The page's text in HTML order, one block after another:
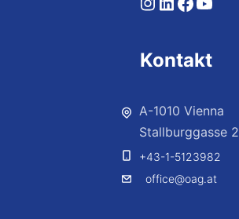
Kontakt
A-1010 Vienna
Stallburggasse 2
+43-1-5123982
office@oag.at